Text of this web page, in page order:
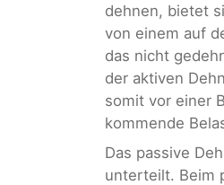
dehnen, bietet
von einem auf
das nicht
der aktiven
somit vor einer
kommende
Das passive
unterteilt. Beim